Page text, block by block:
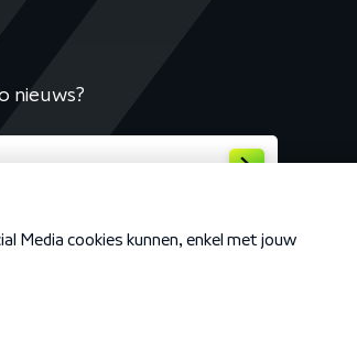
nieuws?